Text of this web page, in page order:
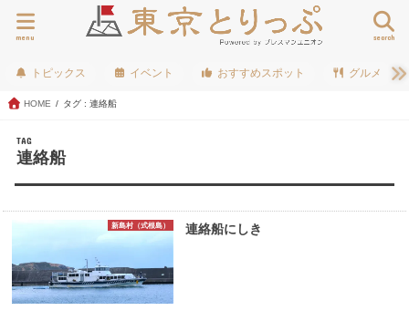
search
menu
トピックス イベント おすすめスポット グルメ
HOME タグ : 連絡船
TAG
連絡船
新島村（式根島） 連絡船にしき